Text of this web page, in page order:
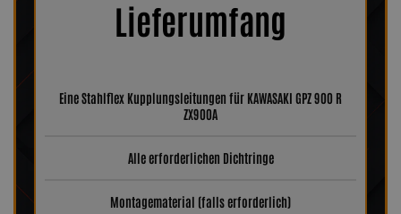
Lieferumfang
Eine Stahlflex Kupplungsleitungen für KAWASAKI GPZ 900 R
ZX900A
Alle erforderlichen Dichtringe
Montagematerial (falls erforderlich)